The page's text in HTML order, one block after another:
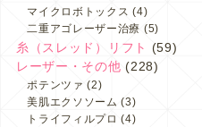
マイクロボトックス (4)
二重アゴレーザー治療 (5)
糸（スレッド）リフト
(59)
レーザー・その他 (228)
ポテンツァ (2)
美肌エクソソーム (3)
トライフィルプロ (4)